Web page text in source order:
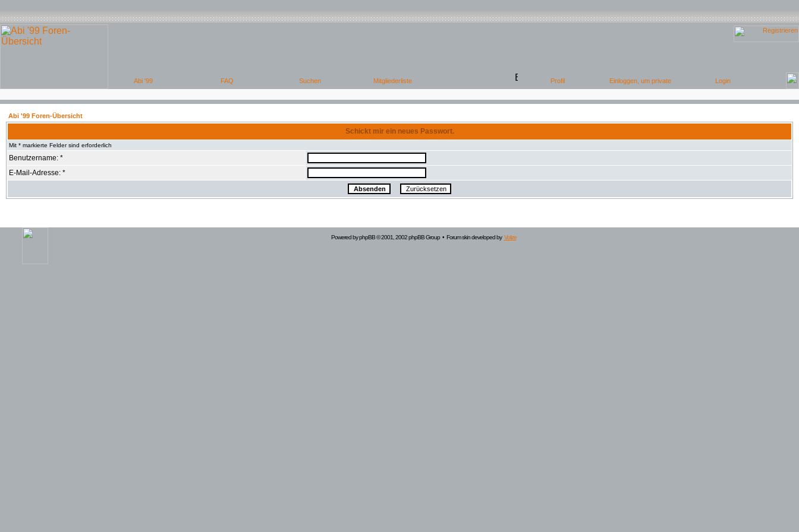
Abi '99 Foren-Übersicht
Schickt mir ein neues Passwort.
Mit * markierte Felder sind erforderlich
Benutzername: *
E-Mail-Adresse: *
Powered byphpBB© 2001, 2002 phpBB Group • Forum skin developed by Volize